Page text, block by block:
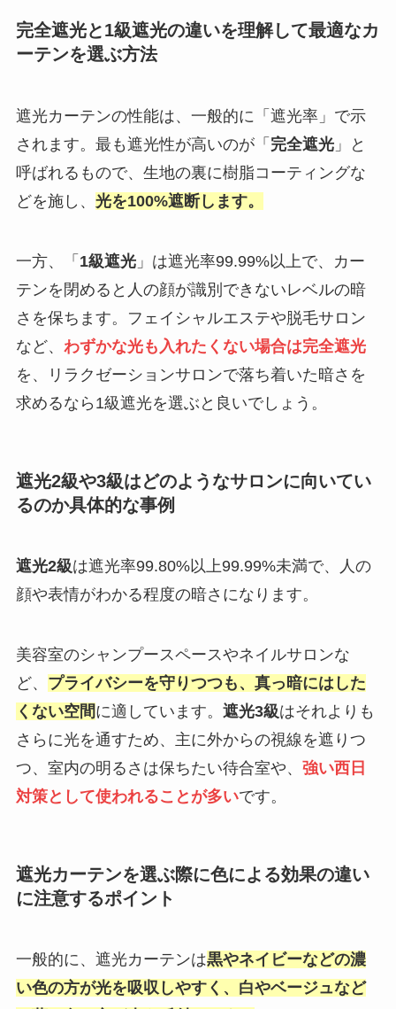
完全遮光と1級遮光の違いを理解して最適なカ
ーテンを選ぶ方法
遮光カーテンの性能は、一般的に「遮光率」で示
されます。最も遮光性が高いのが「 完全遮光」と
呼ばれるもので、生地の裏に樹脂コーティングな
どを施し、 光を100%遮断します。
一方、「 1級遮光」は遮光率99.99%以上で、カー
テンを閉めると人の顔が識別できないレベルの暗
さを保ちます。フェイシャルエステや脱毛サロン
など、 わずかな光も入れたくない場合は完全遮光
を、リラクゼーションサロンで落ち着いた暗さを
求めるなら1級遮光を選ぶと良いでしょう。
遮光2級や3級はどのようなサロンに向いてい
るのか具体的な事例
遮光2級は遮光率99.80%以上99.99%未満で、人の
顔や表情がわかる程度の暗さになります。
美容室のシャンプースペースやネイルサロンな
ど、 プライバシーを守りつつも、真っ暗にはした
くない空間に適しています。 遮光3級はそれよりも
さらに光を通すため、主に外からの視線を遮りつ
つ、室内の明るさは保ちたい待合室や、 強い西日
対策として使われることが多いです。
遮光カーテンを選ぶ際に色による効果の違い
に注意するポイント
一般的に、遮光カーテンは黒やネイビーなどの濃
い色の方が光を吸収しやすく、白やベージュなど